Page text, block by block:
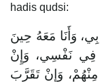
hadis qudsi:
وَأَنَا مَعَهُ حِينَ
فِي نَفْسِي، وَإِنْ
وَإِنْ تَقَرَّبَ